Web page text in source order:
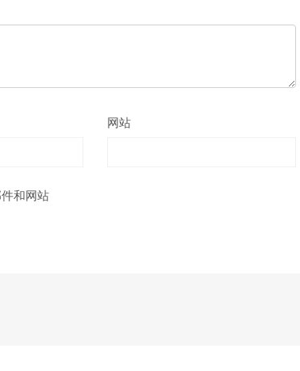
网站
和网站